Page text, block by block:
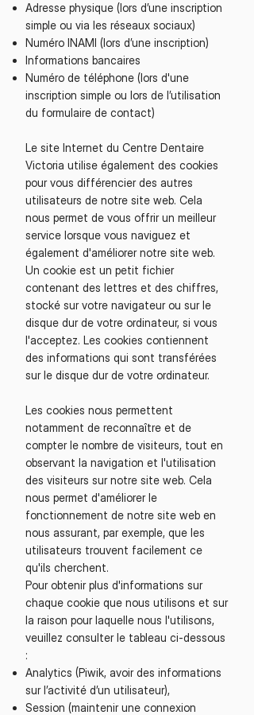
Adresse physique (lors d’une inscription
simple ou via les réseaux sociaux)
Numéro INAMI (lors d’une inscription)
Informations bancaires
Numéro de téléphone (lors d'une
inscription simple ou lors de l’utilisation
du formulaire de contact)
Le site Internet du Centre Dentaire
Victoria utilise également des cookies
pour vous différencier des autres
utilisateurs de notre site web. Cela
nous permet de vous offrir un meilleur
service lorsque vous naviguez et
également d'améliorer notre site web.
Un cookie est un petit fichier
contenant des lettres et des chiffres,
stocké sur votre navigateur ou sur le
disque dur de votre ordinateur, si vous
l'acceptez. Les cookies contiennent
des informations qui sont transférées
sur le disque dur de votre ordinateur.
Les cookies nous permettent
notamment de reconnaître et de
compter le nombre de visiteurs, tout en
observant la navigation et l'utilisation
des visiteurs sur notre site web. Cela
nous permet d'améliorer le
fonctionnement de notre site web en
nous assurant, par exemple, que les
utilisateurs trouvent facilement ce
qu'ils cherchent.
Pour obtenir plus d'informations sur
chaque cookie que nous utilisons et sur
la raison pour laquelle nous l'utilisons,
veuillez consulter le tableau ci-dessous
:
Analytics (Piwik, avoir des informations
sur l’activité d’un utilisateur),
Session (maintenir une connexion